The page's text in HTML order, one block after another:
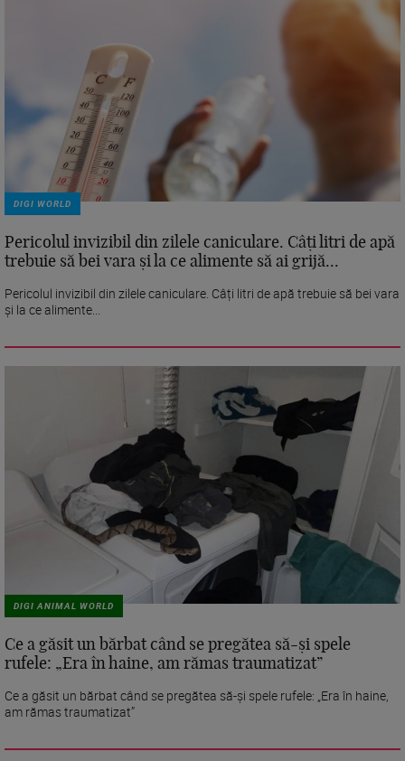
DIGI WORLD
Pericolul invizibil din zilele caniculare. Câți litri de apă
trebuie să bei vara și la ce alimente să ai grijă...
Pericolul invizibil din zilele caniculare. Câți litri de apă trebuie să bei vara
și la ce alimente...
DIGI ANIMAL WORLD
Ce a găsit un bărbat când se pregătea să-și spele
rufele: „Era în haine, am rămas traumatizat”
Ce a găsit un bărbat când se pregătea să-și spele rufele: „Era în haine,
am rămas traumatizat”